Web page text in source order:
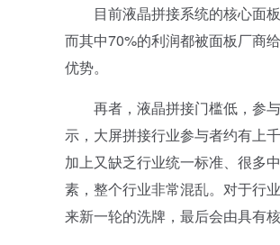
目前液晶拼接系统的核心面板
而其中70%的利润都被面板厂商
优势。
再者，液晶拼接门槛低，参与
示，大屏拼接行业参与者约有上
加上又缺乏行业统一标准、很多
素，整个行业非常混乱。对于行
来新一轮的洗牌，最后会由具有